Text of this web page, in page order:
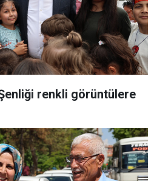
renkli görüntülere